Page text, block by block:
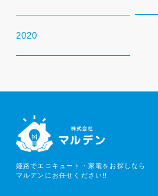
2020
姫路でエコキュート・家電をお探しなら
マルデンにお任せください!!